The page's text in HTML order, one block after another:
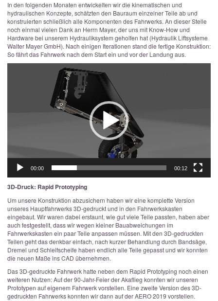
In den folgenden Monaten entwickelten wir die kinematischen und
hydraulischen Konzepte, schätzten den Bauraum einzelner Teile ab und
konstruierten schließlich alle Komponenten des Fahrwerks. An dieser Stelle
noch einmal vielen Dank an Herrn Mayer, der uns mit Know-How und
Hardware bei unserem Hydrauliksystem geholfen hat (Hydraulik Liftsysteme
Walter Mayer GmbH). Nach einigen Iterationen stand die fertige Konstruktion:
So fährt das Fahrwerk nach dem Start ein und vor der Landung aus.
00:00 00:12
3D-Druck: Rapid Prototyping
Um unsere Konstruktion abzusichern haben wir eine komplette Version
unseres Hauptfahrwerks 3D-gedruckt und in den Fahrwerkskasten
eingebaut. Wir waren dabei erstaunt, wie gut viele Teile passten, haben aber
auch festgestellt, dass wir wegen kleiner Bauabweichungen im
Fahrwerkskasten ein paar Teile anpassen müssen. Mit den 3D-gedruckten
Teilen geht das denkbar einfach, nach kurzer Behandlung durch Bandsäge,
Dremel und Schleifscheife haben endlich alle Teile gepasst und wir konnten
die neuen Maße ins CAD übernehmen.
Das 3D-gedruckte Fahrwerk hatte neben dem Rapid Prototyping noch einen
weiteren Nutzen: Auf der 90-Jahr-Feier der Akaflieg konnten wir unseren
Prototypen auf eigenem Fahrwerk vorstellen. Eine zweite Version des 3D-
gedruckten Fahrwerks konnten wir dann auf der AERO 2019 vorstellen.